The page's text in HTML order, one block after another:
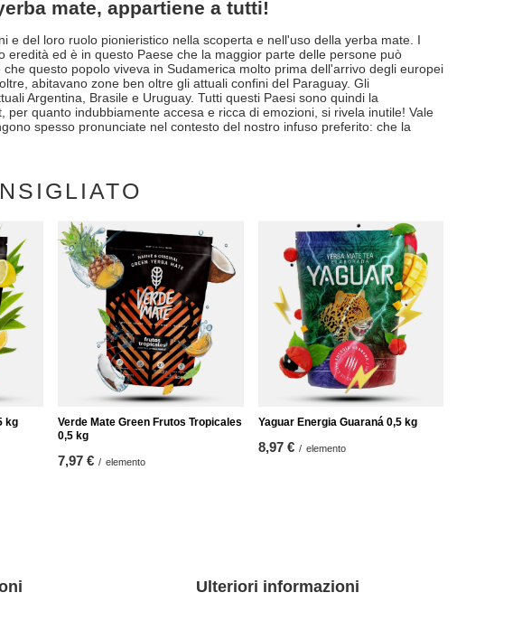
mate, appartiene a tutti!
e del loro ruolo pionieristico nella scoperta e nell'uso della yerba mate. I
ed è in questo Paese che la maggior parte delle persone può
questo popolo viveva in Sudamerica molto prima dell'arrivo degli europei
abitavano zone ben oltre gli attuali confini del Paraguay. Gli
Argentina, Brasile e Uruguay. Tutti questi Paesi sono quindi la
quanto indubbiamente accesa e ricca di emozioni, si rivela inutile! Vale
spesso pronunciate nel contesto del nostro infuso preferito: che la
kg
Verde Mate Green Frutos Tropicales
0,5 kg
7,97 € / elemento
Yaguar Energia Guaraná 0,5 kg
8,97 € / elemento
Ulteriori informazioni